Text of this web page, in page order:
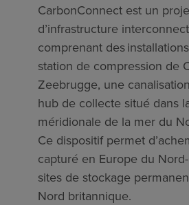
CarbonConnect est un
d’infrastructure
comprenant des
station de compression de
Zeebrugge, une
hub de collecte situé dans
méridionale de la mer du
Ce dispositif permet
capturé en Europe du
sites de stockage
Nord britannique.